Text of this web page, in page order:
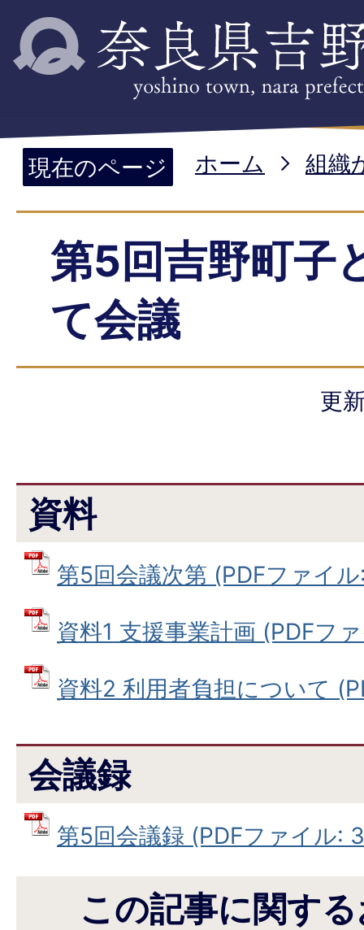
現在のページ ホーム 組織
第5回吉野町子
て会議
更
資料
第5回会議次第 (PDFファイ
資料1 支援事業計画 (PDFフ
資料2 利用者負担について
会議録
第5回会議録 (PDFファイル:
この記事に関す